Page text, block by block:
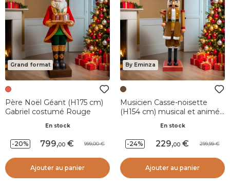
Grand format
Père Noël Géant (H175 cm)
Gabriel costumé Rouge
En stock
-20% 799,00 999,00
Ajouter au panier
By Eminza
Musicien Casse-noisette
(H154 cm) musical et animé
En stock
-24% 229,00 299,99
Ajouter au panier